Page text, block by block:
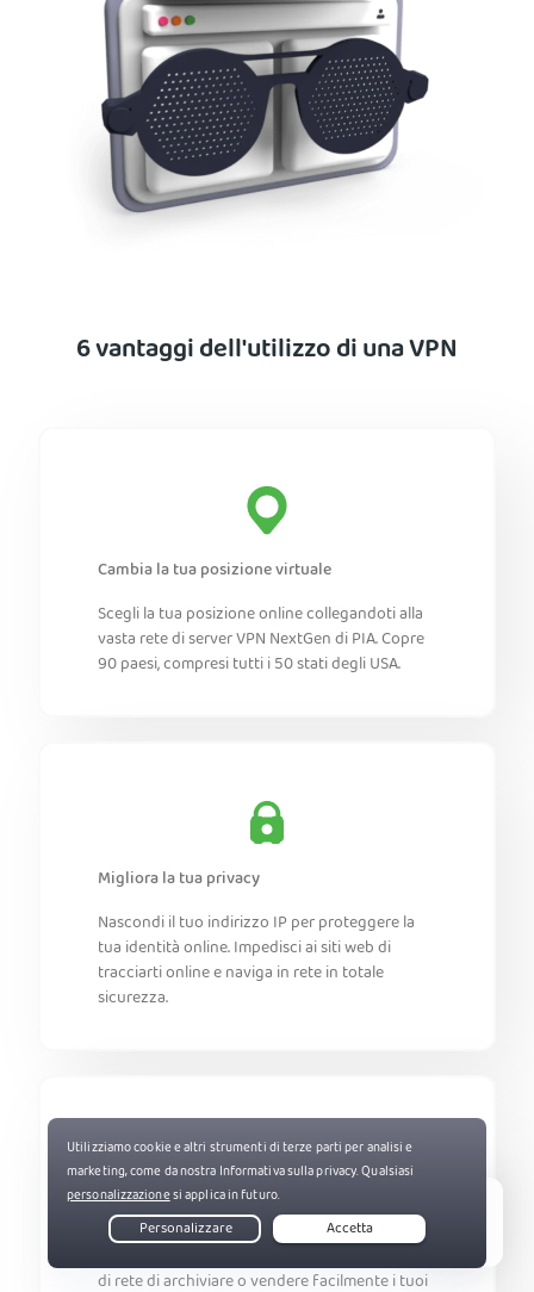
6 vantaggi dell'utilizzo di una VPN
Cambia la tua posizione virtuale
Scegli la tua posizione online collegandoti alla
vasta rete di server VPN NextGen di PIA. Copre
90 paesi, compresi tutti i 50 stati degli USA.
Migliora la tua privacy
Nascondi il tuo indirizzo IP per proteggere la
tua identità online. Impedisci ai siti web di
tracciarti online e naviga in rete in totale
sicurezza.
Goditi una maggiore sicurezza digitale
di rete di archiviare o vendere facilmente i tuoi